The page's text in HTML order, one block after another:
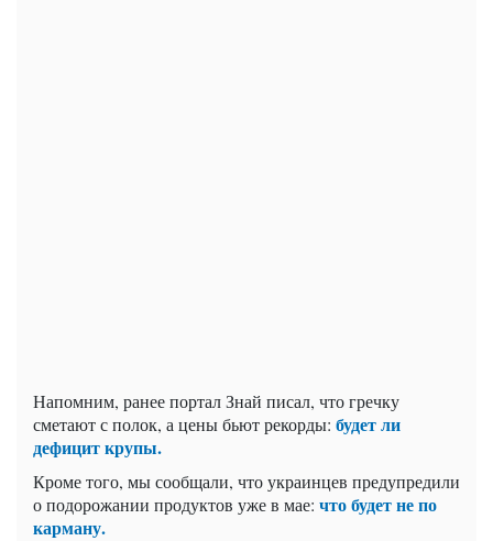
Напомним, ранее портал Знай писал, что гречку
сметают с полок, а цены бьют рекорды: будет ли
дефицит крупы.
Кроме того, мы сообщали, что украинцев предупредили
о подорожании продуктов уже в мае: что будет не по
карману.